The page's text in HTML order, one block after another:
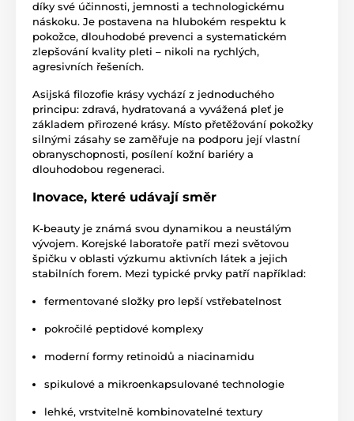
díky své účinnosti, jemnosti a technologickému
náskoku. Je postavena na hlubokém respektu k
pokožce, dlouhodobé prevenci a systematickém
zlepšování kvality pleti – nikoli na rychlých,
agresivních řešeních.
Asijská filozofie krásy vychází z jednoduchého
principu: zdravá, hydratovaná a vyvážená pleť je
základem přirozené krásy. Místo přetěžování pokožky
silnými zásahy se zaměřuje na podporu její vlastní
obranyschopnosti, posílení kožní bariéry a
dlouhodobou regeneraci.
Inovace, které udávají směr
K-beauty je známá svou dynamikou a neustálým
vývojem. Korejské laboratoře patří mezi světovou
špičku v oblasti výzkumu aktivních látek a jejich
stabilních forem. Mezi typické prvky patří například:
fermentované složky pro lepší vstřebatelnost
pokročilé peptidové komplexy
moderní formy retinoidů a niacinamidu
spikulové a mikroenkapsulované technologie
lehké, vrstvitelně kombinovatelné textury